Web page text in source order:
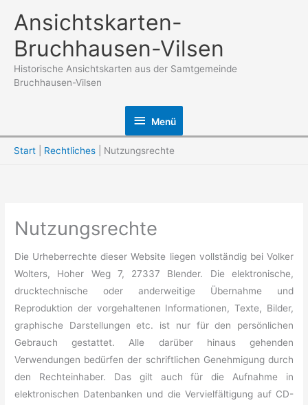
Inhalt
springen
Ansichtskarten-
Bruchhausen-Vilsen
Historische Ansichtskarten aus der Samtgemeinde
Bruchhausen-Vilsen
Menü
Menü
Start Rechtliches Nutzungsrechte
Nutzungsrechte
Die Urheberrechte dieser Website liegen vollständig bei Volker
Wolters, Hoher Weg 7, 27337 Blender. Die elektronische,
drucktechnische oder anderweitige Übernahme und
Reproduktion der vorgehaltenen Informationen, Texte, Bilder,
graphische Darstellungen etc. ist nur für den persönlichen
Gebrauch gestattet. Alle darüber hinaus gehenden
Verwendungen bedürfen der schriftlichen Genehmigung durch
den Rechteinhaber. Das gilt auch für die Aufnahme in
elektronischen Datenbanken und die Vervielfältigung auf CD-